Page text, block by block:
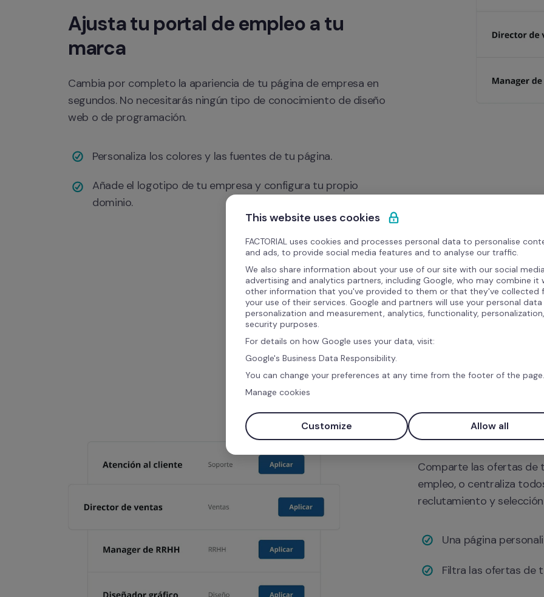
Ajusta tu portal de empleo a tu
marca
Cambia por completo la apariencia de tu página de empresa en
segundos. No necesitarás ningún tipo de conocimiento de diseño
web o de programación.
Personaliza los colores y las fuentes de tu página.
Añade el logotipo de tu empresa y configura tu propio
dominio.
Todas tus
solo lugar
Comparte las ofertas de
empleo, o centraliza
reclutamiento y
Una página
Filtra las ofertas de
This website uses cookies
FACTORIAL uses cookies and processes personal data to personalise
and ads, to provide social media features and to analyse our traffic.
We also share information about your use of our site with our social
advertising and analytics partners, including Google, who may combine it
other information that you've provided to them or that they've collected
your use of their services. Google and partners will use your personal
personalization and measurement, analytics, functionality,
security purposes.
For details on how Google uses your data, visit:
Google's Business Data Responsibility.
You can change your preferences at any time from the footer of the page.
Manage cookies
Customize Allow all